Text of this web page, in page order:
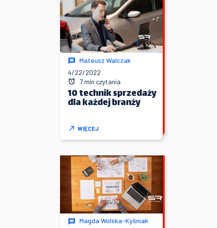
Mateusz Walczak
4/22/2022
7 min czytania
10 technik sprzedaży
dla każdej branży
WIĘCEJ
Magda Wolska-Kyśniak